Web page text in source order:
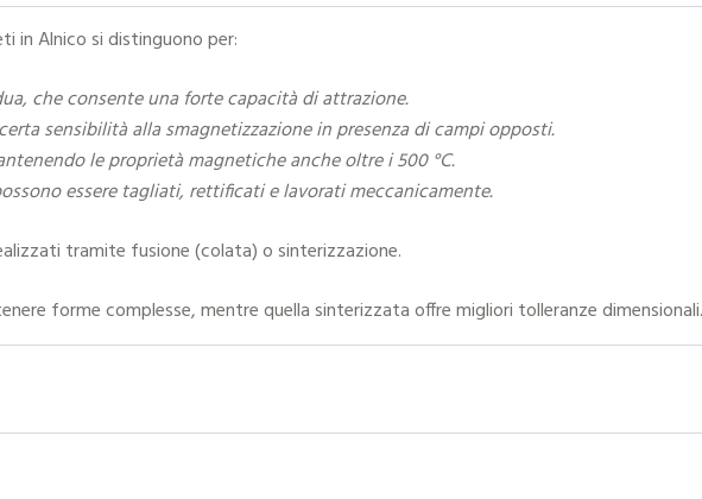
in Alnico si distinguono per:
che consente una forte capacità di attrazione.
sensibilità alla smagnetizzazione in presenza di campi opposti.
le proprietà magnetiche anche oltre i 500 °C.
essere tagliati, rettificati e lavorati meccanicamente.
tramite fusione (colata) o sinterizzazione.
forme complesse, mentre quella sinterizzata offre migliori tolleranze dimensionali.